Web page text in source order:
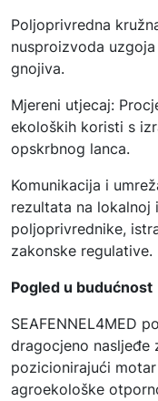
Poljoprivredna
nusproizvoda
gnojiva.
Mjereni utjecaj:
ekoloških koristi s
opskrbnog lanca.
Komunikacija i
rezultata na lokalnoj
poljoprivrednike,
zakonske regulative.
Pogled u budućnost
SEAFENNEL4MED
dragocjeno nasljeđe
pozicionirajući
agroekološke